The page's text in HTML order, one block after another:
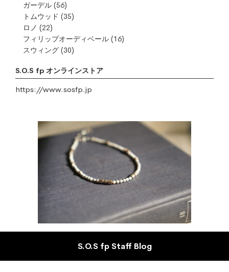
ガーデル (56)
トムウッド (35)
ロノ (22)
フィリップオーディベール (16)
スウィング (30)
S.O.S fp オンラインストア
https://www.sosfp.jp
S.O.S fp Staff Blog